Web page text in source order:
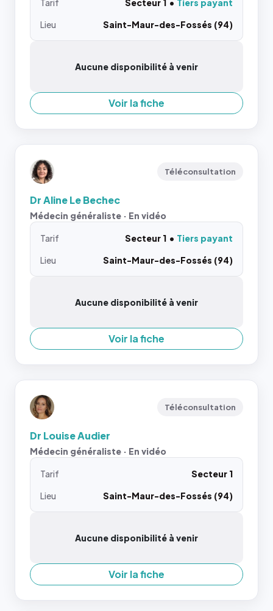
Tarif Secteur 1
Tiers payant
Lieu
Saint-Maur-des-Fossés (94)
Aucune disponibilité à venir
Voir la fiche
Téléconsultation
Dr Aline Le Bechec
Médecin généraliste · En vidéo
Tarif Secteur 1
Tiers payant
Lieu
Saint-Maur-des-Fossés (94)
Aucune disponibilité à venir
Voir la fiche
Téléconsultation
Dr Louise Audier
Médecin généraliste · En vidéo
Tarif
Secteur 1
Lieu
Saint-Maur-des-Fossés (94)
Aucune disponibilité à venir
Voir la fiche